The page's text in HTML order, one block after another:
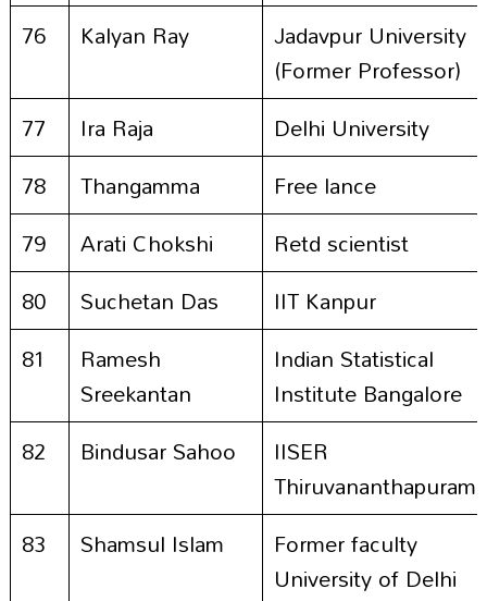
76 Kalyan Ray
Jadavpur University
(Former Professor)
77
Ira Raja
Delhi University
78
Thangamma
Free lance
79
Arati Chokshi
Retd scientist
80
Suchetan Das
IIT Kanpur
81
Ramesh
Sreekantan
Indian Statistical
Institute Bangalore
82
Bindusar Sahoo
IISER
Thiruvananthapuram
83
Shamsul Islam
Former faculty
University of Delhi